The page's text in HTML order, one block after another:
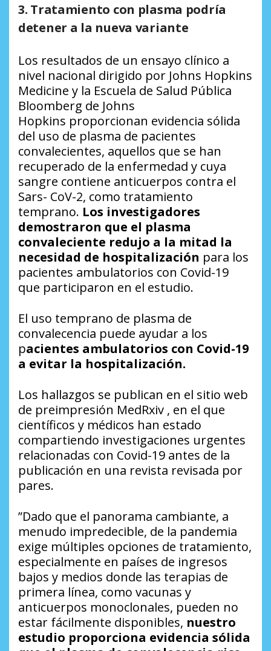
3. Tratamiento con plasma podría
detener a la nueva variante
Los resultados de un ensayo clínico a
nivel nacional dirigido por Johns Hopkins
Medicine y la Escuela de Salud Pública
Bloomberg de Johns
Hopkins proporcionan evidencia sólida
del uso de plasma de pacientes
convalecientes, aquellos que se han
recuperado de la enfermedad y cuya
sangre contiene anticuerpos contra el
Sars- CoV-2, como tratamiento
temprano. Los investigadores
demostraron que el plasma
convaleciente redujo a la mitad la
necesidad de hospitalización para los
pacientes ambulatorios con Covid-19
que participaron en el estudio.
El uso temprano de plasma de
convalecencia puede ayudar a los
pacientes ambulatorios con Covid-19
a evitar la hospitalización.
Los hallazgos se publican en el sitio web
de preimpresión MedRxiv , en el que
científicos y médicos han estado
compartiendo investigaciones urgentes
relacionadas con Covid-19 antes de la
publicación en una revista revisada por
pares.
”Dado que el panorama cambiante, a
menudo impredecible, de la pandemia
exige múltiples opciones de tratamiento,
especialmente en países de ingresos
bajos y medios donde las terapias de
primera línea, como vacunas y
anticuerpos monoclonales, pueden no
estar fácilmente disponibles, nuestro
estudio proporciona evidencia sólida